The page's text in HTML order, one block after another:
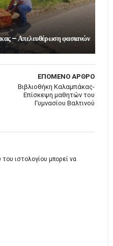
– Απελευθέρωση φασιανών
ΕΠΟΜΕΝΟ ΑΡΘΡΟ
Βιβλιοθήκη Καλαμπάκας-
Επίσκεψη μαθητών του
Γυμνασίου Βαλτινού
ιστολογίου μπορεί να